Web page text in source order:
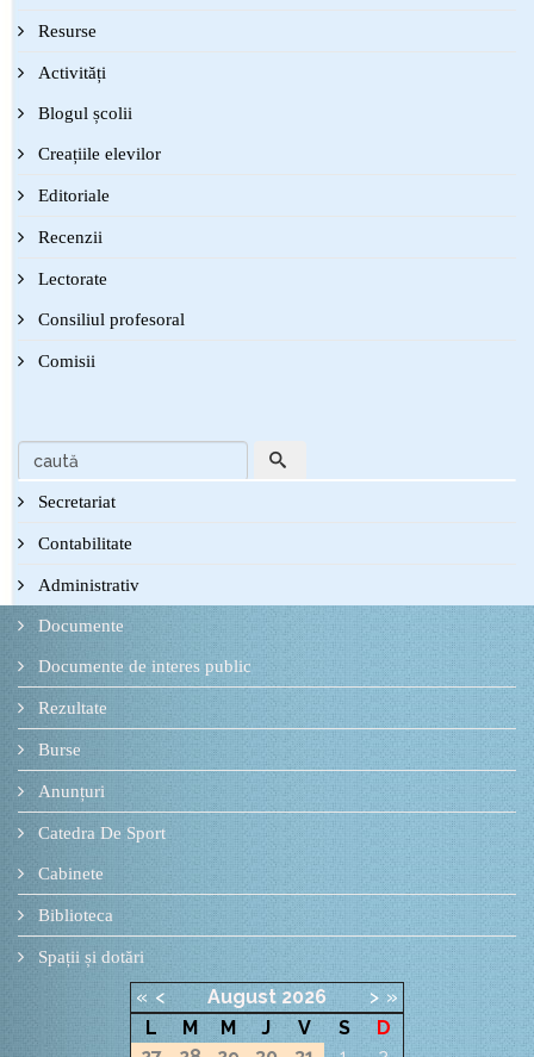
Resurse
Activități
Blogul școlii
Creațiile elevilor
Editoriale
Recenzii
Lectorate
Consiliul profesoral
Comisii
Secretariat
Contabilitate
Administrativ
Documente
Documente de interes public
Rezultate
Burse
Anunțuri
Catedra De Sport
Cabinete
Biblioteca
Spații și dotări
« < August 2026 > »
L
M M J V S
D